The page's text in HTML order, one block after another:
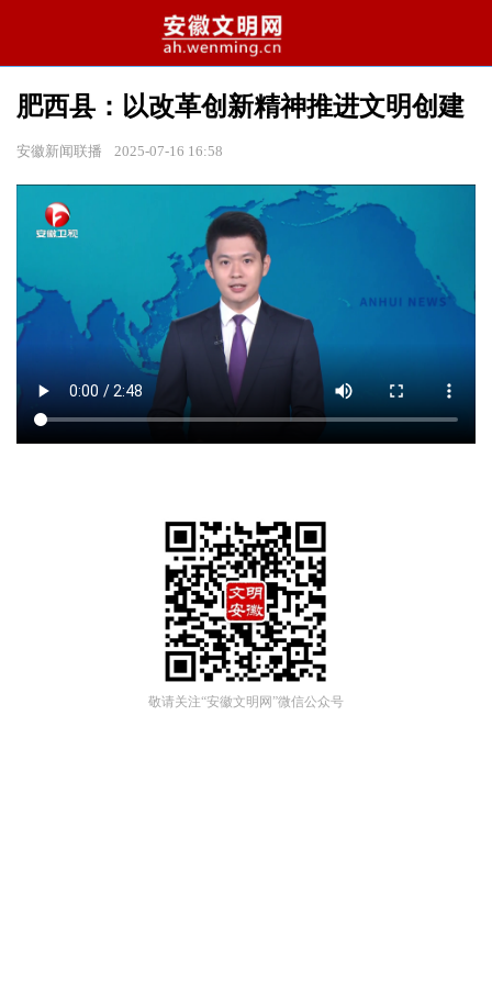
肥西县：以改革创新精神推进文明创建
安徽新闻联播 2025-07-16 16:58
敬请关注“安徽文明网”微信公众号